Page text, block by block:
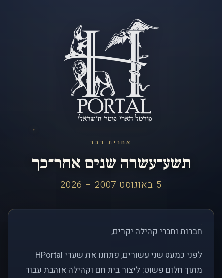
אחרית דבר
תשע־עשרה שנים אחר־כך
5 באוגוסט 2007 – 2026
חברות וחברי קהילה יקרים,
לפני כמעט שני עשורים, פתחנו את שערי HPortal
מתוך חלום פשוט: ליצור בית חם וקהילה אוהבת עבור